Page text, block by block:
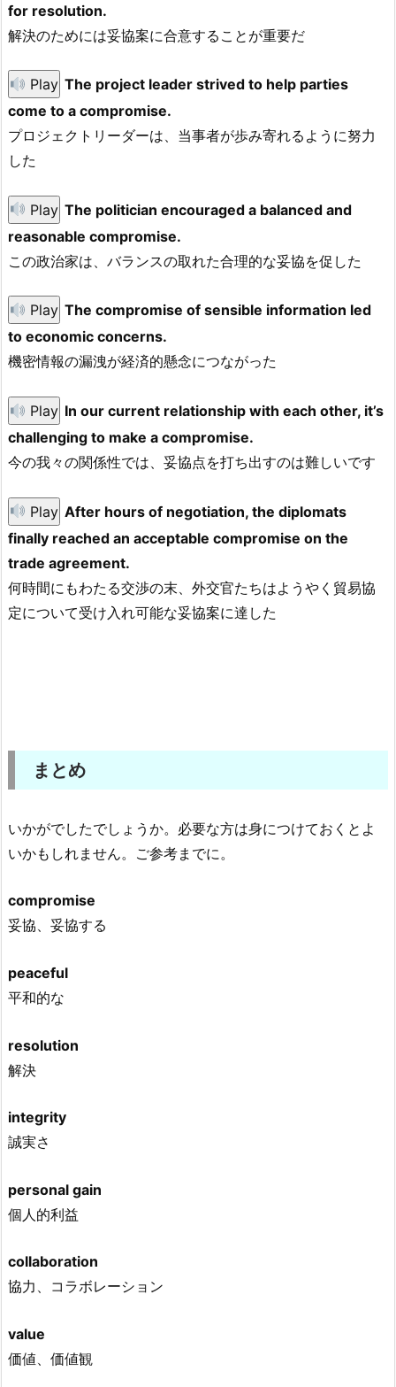
for resolution.
解決のためには妥協案に合意することが重要だ
Play The project leader strived to help parties
come to a compromise.
プロジェクトリーダーは、当事者が歩み寄れるように努力
した
Play The politician encouraged a balanced and
reasonable compromise.
この政治家は、バランスの取れた合理的な妥協を促した
Play The compromise of sensible information led
to economic concerns.
機密情報の漏洩が経済的懸念につながった
Play In our current relationship with each other, it’s
challenging to make a compromise.
今の我々の関係性では、妥協点を打ち出すのは難しいです
Play After hours of negotiation, the diplomats
finally reached an acceptable compromise on the
trade agreement.
何時間にもわたる交渉の末、外交官たちはようやく貿易協
定について受け入れ可能な妥協案に達した
まとめ
いかがでしたでしょうか。必要な方は身につけておくとよ
いかもしれません。ご参考までに。
compromise
妥協、妥協する
peaceful
平和的な
resolution
解決
integrity
誠実さ
personal gain
個人的利益
collaboration
協力、コラボレーション
value
価値、価値観